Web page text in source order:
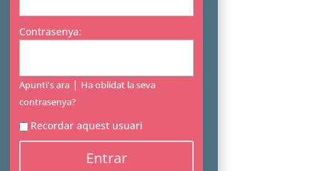
Contrasenya:
Apunti's ara | Ha oblidat la seva
contrasenya?
Recordar aquest usuari